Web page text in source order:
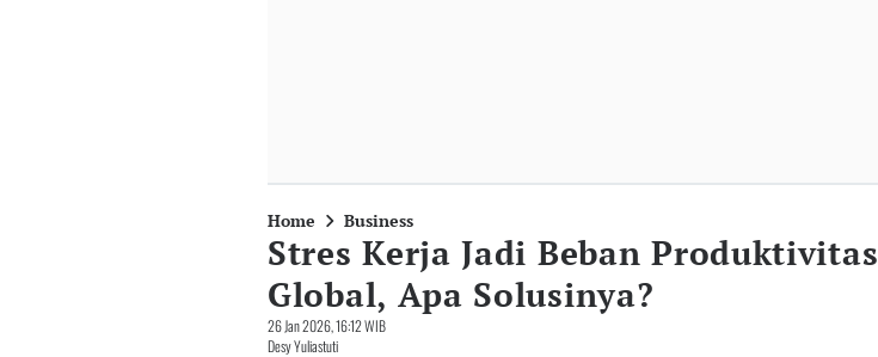
Home Business
Stres Kerja Jadi Beban Produktivitas
Global, Apa Solusinya?
26 Jan 2026, 16:12 WIB
Desy Yuliastuti